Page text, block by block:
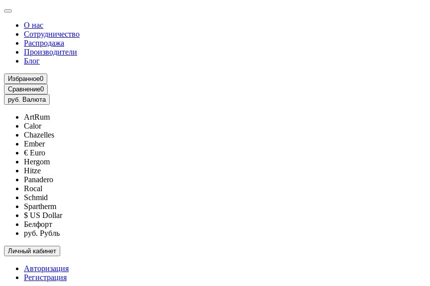
О нас
Сотрудничество
Распродажа
Производители
Блог
Избранное0
Сравнение0
руб. Валюта
ArtRum
Calor
Chazelles
Ember
€ Euro
Hergom
Hitze
Panadero
Rocal
Schmid
Spartherm
$ US Dollar
Белфорт
руб. Рубль
Личный кабинет
Авторизация
Регистрация